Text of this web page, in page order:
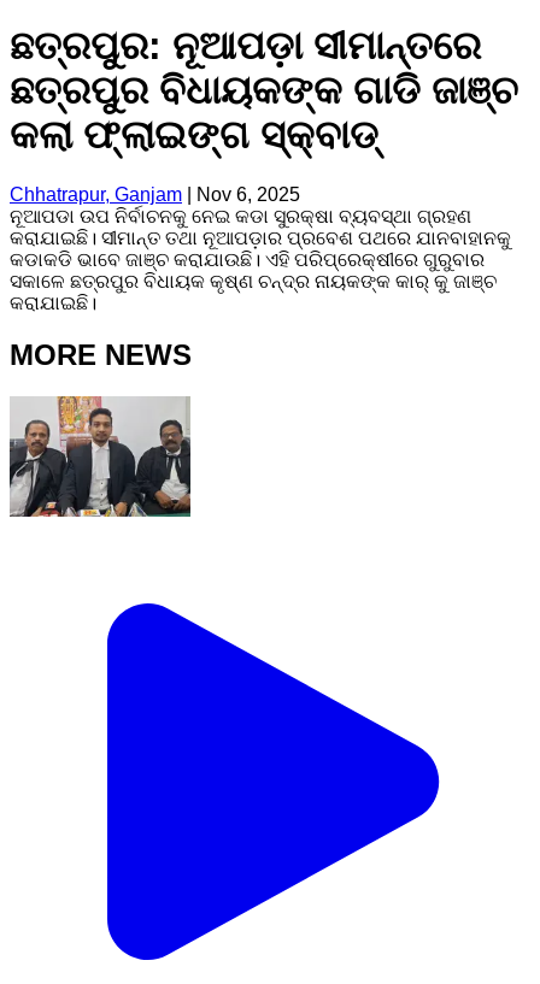
ଛତ୍ରପୁର: ନୂଆପଡ଼ା ସୀମାନ୍ତରେ
ଛତ୍ରପୁର ବିଧାୟକଙ୍କ ଗାଡି ଜାଞ୍ଚ
କଲା ଫ୍ଲାଇଙ୍ଗ ସ୍କ୍ବାଡ୍‌
Chhatrapur, Ganjam
Nov 6, 2025
ନୂଆପଡା ଉପ ନିର୍ବାଚନକୁ ନେଇ କଡା ସୁରକ୍ଷା ବ୍ୟବସ୍ଥା ଗ୍ରହଣ
କରାଯାଇଛି। ସୀମାନ୍ତ ତଥା ନୂଆପଡ଼ାର ପ୍ରବେଶ ପଥରେ ଯାନବାହାନକୁ
କଡାକଡି ଭାବେ ଜାଞ୍ଚ କରାଯାଉଛି। ଏହି ପରିପ୍ରେକ୍ଷୀରେ ଗୁରୁବାର
ସକାଳେ ଛତ୍ରପୁର ବିଧାୟକ କୃଷ୍ଣ ଚନ୍ଦ୍ର ନାୟକଙ୍କ କାର୍ କୁ ଜାଞ୍ଚ
କରାଯାଇଛି।
MORE NEWS